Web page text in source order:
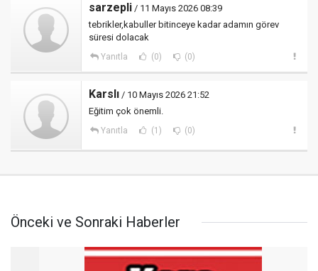
sarzepli / 11 Mayıs 2026 08:39
tebrikler,kabuller bitinceye kadar adamın görev
süresi dolacak
Yanıtla (0) (0)
Karslı / 10 Mayıs 2026 21:52
Eğitim çok önemli.
Yanıtla (1) (0)
Önceki ve Sonraki Haberler